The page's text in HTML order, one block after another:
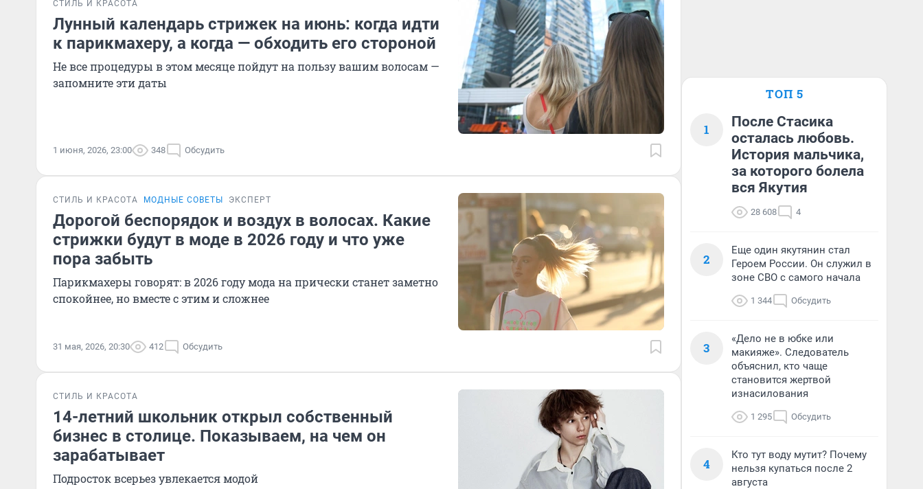
СТИЛЬ И КРАСОТА
Лунный календарь стрижек на июнь: когда идти
к парикмахеру, а когда — обходить его стороной
Не все процедуры в этом месяце пойдут на пользу вашим волосам —
запомните эти даты
1 июня, 2026, 23:00 348 Обсудить
СТИЛЬ И КРАСОТА МОДНЫЕ СОВЕТЫ ЭКСПЕРТ
Дорогой беспорядок и воздух в волосах. Какие
стрижки будут в моде в 2026 году и что уже
пора забыть
Парикмахеры говорят: в 2026 году мода на прически станет заметно
спокойнее, но вместе с этим и сложнее
31 мая, 2026, 20:30 412 Обсудить
СТИЛЬ И КРАСОТА
14-летний школьник открыл собственный
бизнес в столице. Показываем, на чем он
зарабатывает
Подросток всерьез увлекается модой
ТОП 5
1
После Стасика
осталась любовь.
История мальчика,
за которого болела
вся Якутия
28 608 4
2
Еще один якутянин стал
Героем России. Он служил в
зоне СВО с самого начала
1 344 Обсудить
3
«Дело не в юбке или
макияже». Следователь
объяснил, кто чаще
становится жертвой
изнасилования
1 295 Обсудить
4
Кто тут воду мутит? Почему
нельзя купаться после 2
августа